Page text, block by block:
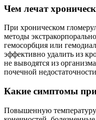
Чем лечат
При хроническом
методы
гемосорбция или
эффективно удалить из
не выводятся из
почечной
Какие симптомы
Повышенную температуру